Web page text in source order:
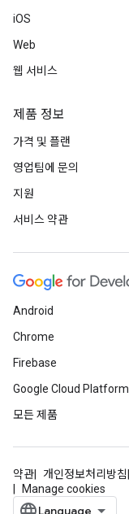
iOS
Web
웹 서비스
제품 정보
가격 및 플랜
영업팀에 문의
지원
서비스 약관
Android
Chrome
Firebase
Google Cloud Platform
모든 제품
약관 개인정보처리방침
Manage cookies